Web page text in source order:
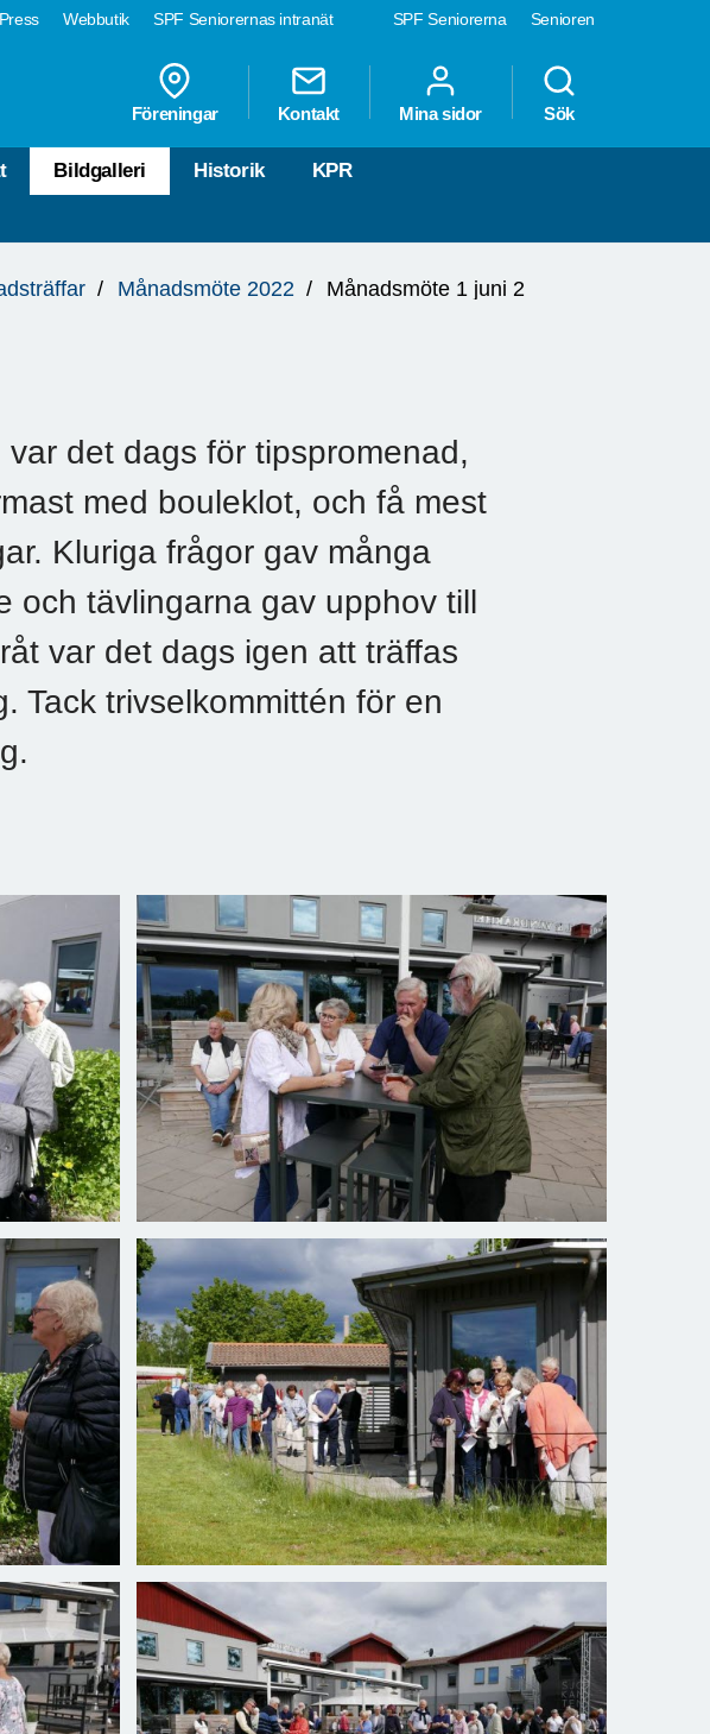
SPF Seniorerna Senioren
Press Webbutik SPF Seniorernas intranät
Föreningar Kontakt Mina sidor Sök
Bildgalleri Historik KPR
Månadsmöte 2022 Månadsmöte 1 juni 2
det dags för tipspromenad,
med bouleklot, och få mest
Kluriga frågor gav många
och tävlingarna gav upphov till
var det dags igen att träffas
Tack trivselkommittén för en